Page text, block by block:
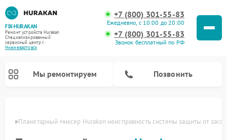
FIX-HURAKAN
Ремонт устройств Hurakan
Специализированный
cервисный центр г.
Нижневартовск
+7 (800) 301-55-83
Ежедневно, с 10:00 до 20:00
+7 (800) 301-55-83
Звонок бесплатный по РФ
Мы ремонтируем Позвонить
Планетарный миксер Hurakan неисправность системы защиты от